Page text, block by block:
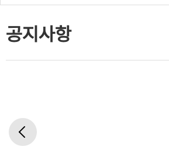
공지사항